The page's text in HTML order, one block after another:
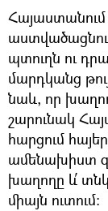
Հայաստանում
պտուղն ու
մարդկանց
նաև, որ
շարունակ
հարցում
ամենախիստ
խաղողը և՛
միայն ուտում։